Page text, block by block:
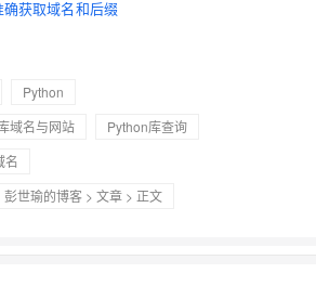
获取域名和后缀
Python
域名与网站
Python库查询
名
彭世瑜的博客 > 文章 > 正文